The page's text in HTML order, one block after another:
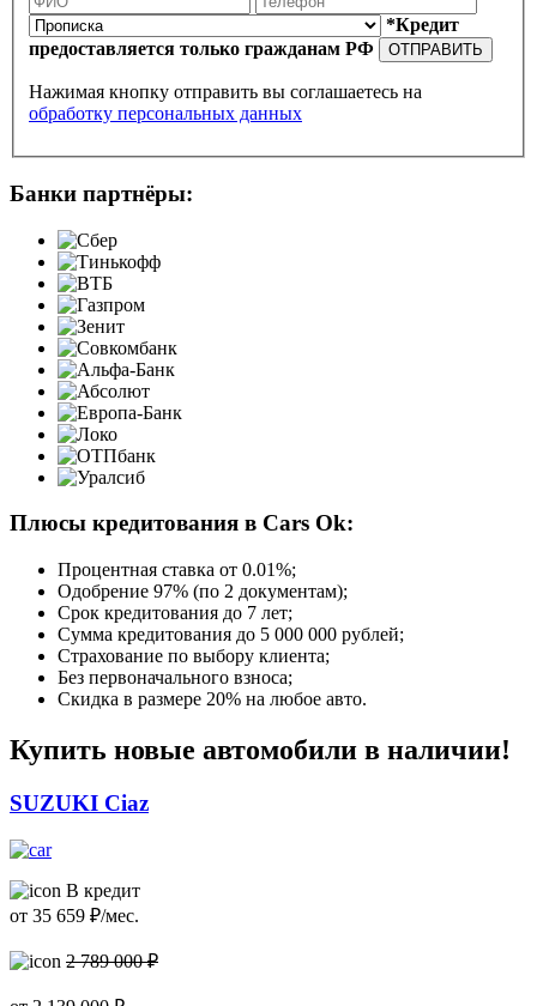
*Кредит
предоставляется только гражданам РФ
ОТПРАВИТЬ
Нажимая кнопку отправить вы соглашаетесь на
обработку персональных данных
Банки партнёры:
Плюсы кредитования в Cars Ok:
Процентная ставка от 0.01%;
Одобрение 97% (по 2 документам);
Срок кредитования до 7 лет;
Сумма кредитования до 5 000 000 рублей;
Страхование по выбору клиента;
Без первоначального взноса;
Скидка в размере 20% на любое авто.
Купить новые автомобили в наличии!
SUZUKI Ciaz
В кредит
от 35 659 ₽/мес.
2 789 000 ₽